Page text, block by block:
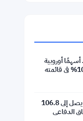
▼ -1.03%
▼ -0.16%